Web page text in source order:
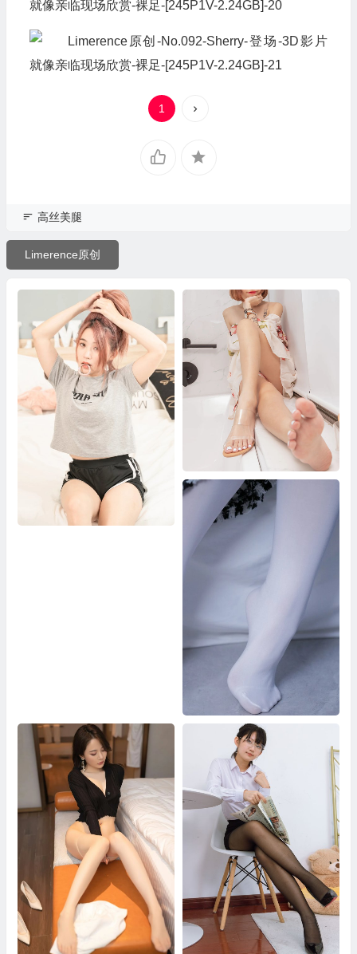
1
高丝美腿
Limerence原创
小容包 浴室高跟鞋邂逅
川川 快乐简单